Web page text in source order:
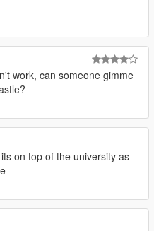
work, can someone gimme
on top of the university as